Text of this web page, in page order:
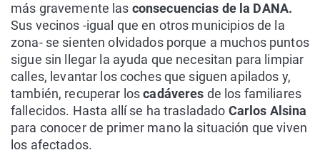
más gravemente las consecuencias de la DANA.
Sus vecinos -igual que en otros municipios de la
zona- se sienten olvidados porque a muchos puntos
sigue sin llegar la ayuda que necesitan para limpiar
calles, levantar los coches que siguen apilados y,
también, recuperar loscadáveres de los familiares
fallecidos. Hasta allí se ha trasladado Carlos Alsina
para conocer de primer mano la situación que viven
los afectados.